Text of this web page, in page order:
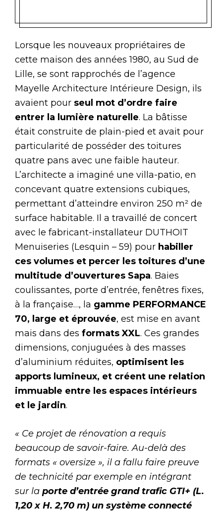
Lorsque les nouveaux propriétaires de
cette maison des années 1980, au Sud de
Lille, se sont rapprochés de l’agence
Mayelle Architecture Intérieure Design, ils
avaient pour seul mot d’ordre faire
entrer la lumière naturelle. La bâtisse
était construite de plain-pied et avait pour
particularité de posséder des toitures
quatre pans avec une faible hauteur.
L’architecte a imaginé une villa-patio, en
concevant quatre extensions cubiques,
permettant d’atteindre environ 250 m² de
surface habitable. Il a travaillé de concert
avec le fabricant-installateur DUTHOIT
Menuiseries (Lesquin – 59) pour habiller
ces volumes et percer les toitures d’une
multitude d’ouvertures Sapa. Baies
coulissantes, porte d’entrée, fenêtres fixes,
à la française…, la gamme PERFORMANCE
70, large et éprouvée, est mise en avant
mais dans des formats XXL. Ces grandes
dimensions, conjuguées à des masses
d’aluminium réduites, optimisent les
apports lumineux, et créent une relation
immuable entre les espaces intérieurs
et le jardin.
« Ce projet de rénovation a requis
beaucoup de savoir-faire. Au-delà des
formats « oversize », il a fallu faire preuve
de technicité par exemple en intégrant
sur la porte d’entrée grand trafic GTI+ (L.
1,20 x H. 2,70 m) un système connecté